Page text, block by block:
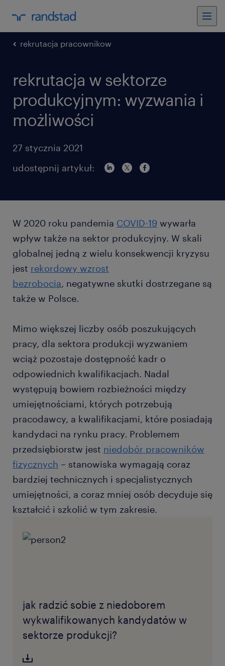
rekrutacja pracownikow
rekrutacja w sektorze
produkcyjnym: wyzwania i
możliwości
27 stycznia 2021
udostępnij artykuł:
W 2020 roku pandemia COVID-19 wywarła
wpływ także na sektor produkcyjny. W skali
globalnej jedną z wielu konsekwencji kryzysu
jest rekordowy wzrost
bezrobocia, negatywne skutki dostrzegane są
także w Polsce.
Mimo większej liczby osób poszukujących
pracy, dla sektora produkcji wyzwaniem
wciąż pozostaje dostępność kadr o
odpowiednich kwalifikacjach. Nadal
występują bowiem rozbieżności między
umiejętnościami, których potrzebują
pracodawcy, a kwalifikacjami, które posiadają
kandydaci na rynku pracy. Problemem
przedsiębiorstw jest niedobór pracowników
fizycznych – stanowiska wymagają coraz
bardziej technicznych i specjalistycznych
umiejętności, a coraz mniej osób decyduje się
kształcić i szkolić w tym zakresie.
jak radzić sobie z niedoborem
wykwalifikowanych kandydatów w
sektorze produkcji?